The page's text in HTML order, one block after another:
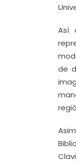
Así
de